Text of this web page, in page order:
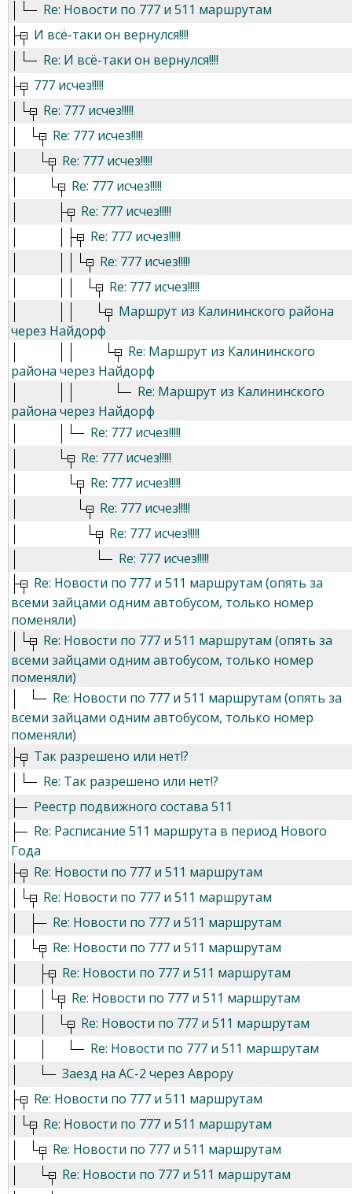
Re: Новости по 777 и 511 маршрутам
И всё-таки он вернулся!!!!
Re: И всё-таки он вернулся!!!!
777 исчез!!!!!
Re: 777 исчез!!!!!
Re: 777 исчез!!!!!
Re: 777 исчез!!!!!
Re: 777 исчез!!!!!
Re: 777 исчез!!!!!
Re: 777 исчез!!!!!
Re: 777 исчез!!!!!
Re: 777 исчез!!!!!
Маршрут из Калининского района
через Найдорф
Re: Маршрут из Калининского
района через Найдорф
Re: Маршрут из Калининского
района через Найдорф
Re: 777 исчез!!!!!
Re: 777 исчез!!!!!
Re: 777 исчез!!!!!
Re: 777 исчез!!!!!
Re: 777 исчез!!!!!
Re: 777 исчез!!!!!
Re: Новости по 777 и 511 маршрутам (опять за
всеми зайцами одним автобусом, только номер
поменяли)
Re: Новости по 777 и 511 маршрутам (опять за
всеми зайцами одним автобусом, только номер
поменяли)
Re: Новости по 777 и 511 маршрутам (опять за
всеми зайцами одним автобусом, только номер
поменяли)
Так разрешено или нет!?
Re: Так разрешено или нет!?
Реестр подвижного состава 511
Re: Расписание 511 маршрута в период Нового
Года
Re: Новости по 777 и 511 маршрутам
Re: Новости по 777 и 511 маршрутам
Re: Новости по 777 и 511 маршрутам
Re: Новости по 777 и 511 маршрутам
Re: Новости по 777 и 511 маршрутам
Re: Новости по 777 и 511 маршрутам
Re: Новости по 777 и 511 маршрутам
Re: Новости по 777 и 511 маршрутам
Заезд на АС-2 через Аврору
Re: Новости по 777 и 511 маршрутам
Re: Новости по 777 и 511 маршрутам
Re: Новости по 777 и 511 маршрутам
Re: Новости по 777 и 511 маршрутам